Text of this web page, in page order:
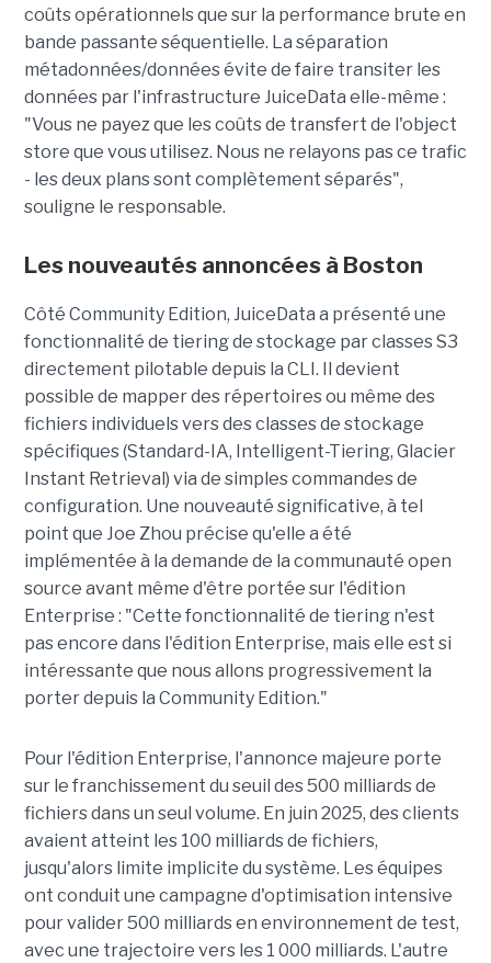
coûts opérationnels que sur la performance brute en
bande passante séquentielle. La séparation
métadonnées/données évite de faire transiter les
données par l'infrastructure JuiceData elle-même :
"Vous ne payez que les coûts de transfert de l'object
store que vous utilisez. Nous ne relayons pas ce trafic
- les deux plans sont complètement séparés",
souligne le responsable.
Les nouveautés annoncées à Boston
Côté Community Edition, JuiceData a présenté une
fonctionnalité de tiering de stockage par classes S3
directement pilotable depuis la CLI. Il devient
possible de mapper des répertoires ou même des
fichiers individuels vers des classes de stockage
spécifiques (Standard-IA, Intelligent-Tiering, Glacier
Instant Retrieval) via de simples commandes de
configuration. Une nouveauté significative, à tel
point que Joe Zhou précise qu'elle a été
implémentée à la demande de la communauté open
source avant même d'être portée sur l'édition
Enterprise : "Cette fonctionnalité de tiering n'est
pas encore dans l'édition Enterprise, mais elle est si
intéressante que nous allons progressivement la
porter depuis la Community Edition."
Pour l'édition Enterprise, l'annonce majeure porte
sur le franchissement du seuil des 500 milliards de
fichiers dans un seul volume. En juin 2025, des clients
avaient atteint les 100 milliards de fichiers,
jusqu'alors limite implicite du système. Les équipes
ont conduit une campagne d'optimisation intensive
pour valider 500 milliards en environnement de test,
avec une trajectoire vers les 1 000 milliards. L'autre